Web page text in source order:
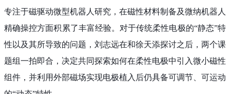
专注于磁驱动微型机器人研究，在磁性材料制备及微纳机器人
精确操控方面积累了丰富经验。对于传统柔性电极的“静态”特
性以及其所导致的问题，刘志远在和徐天添探讨之后，两个课
题组一拍即合，决定共同探索如何在柔性电极中引入微小磁性
组件，并利用外部磁场实现电极植入后仍具备可调节、可运动